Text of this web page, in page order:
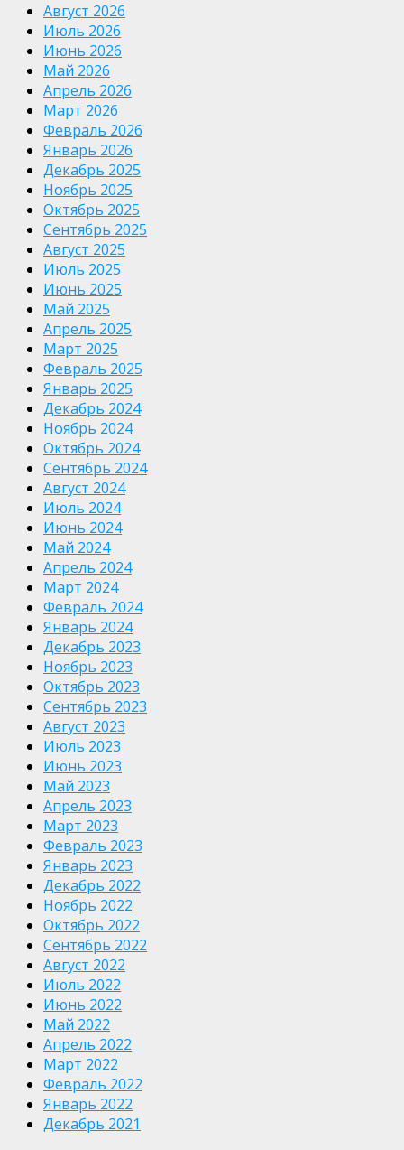
Август 2026
Июль 2026
Июнь 2026
Май 2026
Апрель 2026
Март 2026
Февраль 2026
Январь 2026
Декабрь 2025
Ноябрь 2025
Октябрь 2025
Сентябрь 2025
Август 2025
Июль 2025
Июнь 2025
Май 2025
Апрель 2025
Март 2025
Февраль 2025
Январь 2025
Декабрь 2024
Ноябрь 2024
Октябрь 2024
Сентябрь 2024
Август 2024
Июль 2024
Июнь 2024
Май 2024
Апрель 2024
Март 2024
Февраль 2024
Январь 2024
Декабрь 2023
Ноябрь 2023
Октябрь 2023
Сентябрь 2023
Август 2023
Июль 2023
Июнь 2023
Май 2023
Апрель 2023
Март 2023
Февраль 2023
Январь 2023
Декабрь 2022
Ноябрь 2022
Октябрь 2022
Сентябрь 2022
Август 2022
Июль 2022
Июнь 2022
Май 2022
Апрель 2022
Март 2022
Февраль 2022
Январь 2022
Декабрь 2021